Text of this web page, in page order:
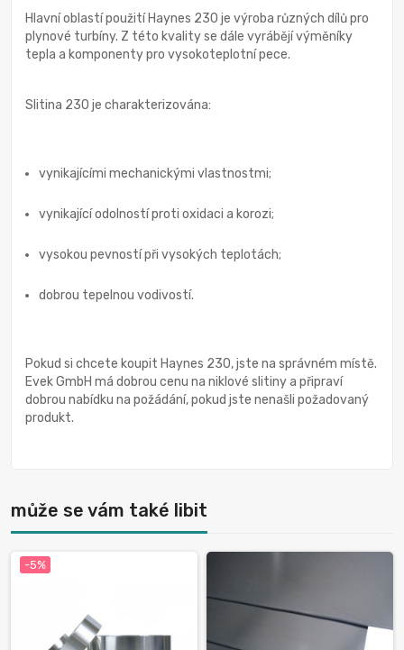
Hlavní oblastí použití Haynes 230 je výroba různých dílů pro
plynové turbíny. Z této kvality se dále vyrábějí výměníky
tepla a komponenty pro vysokoteplotní pece.
Slitina 230 je charakterizována:
vynikajícími mechanickými vlastnostmi;
vynikající odolností proti oxidaci a korozi;
vysokou pevností při vysokých teplotách;
dobrou tepelnou vodivostí.
Pokud si chcete koupit Haynes 230, jste na správném místě.
Evek GmbH má dobrou cenu na niklové slitiny a připraví
dobrou nabídku na požádání, pokud jste nenašli požadovaný
produkt.
může se vám také libit
-5%